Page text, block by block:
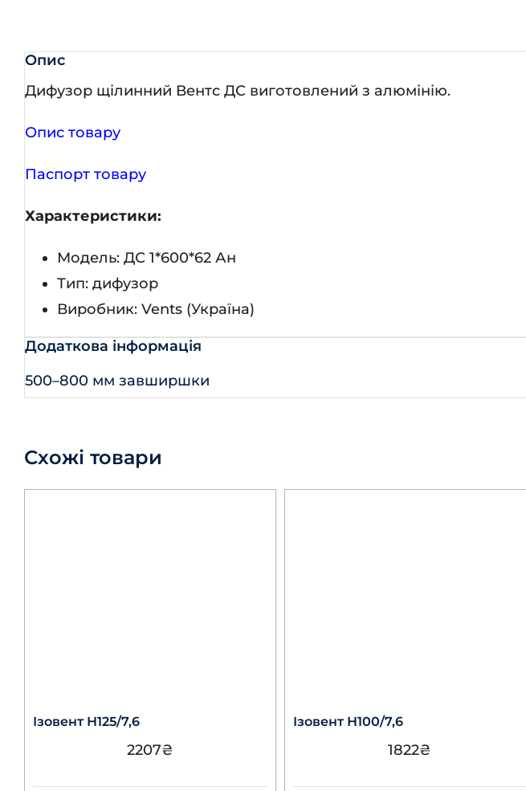
Опис
Дифузор щілинний Вентс ДС виготовлений з алюмінію.
Опис товару
Паспорт товару
Характеристики:
Модель: ДС 1*600*62 Ан
Тип: дифузор
Виробник: Vents (Україна)
Додаткова інформація
500–800 мм завширшки
Схожі товари
Ізовент Н125/7,6
2207₴
Ізовент Н100/7,6
1822₴